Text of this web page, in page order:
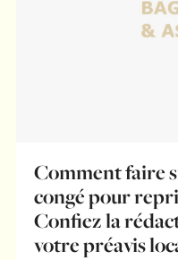
Comment faire
congé pour
Confiez la
votre préavis